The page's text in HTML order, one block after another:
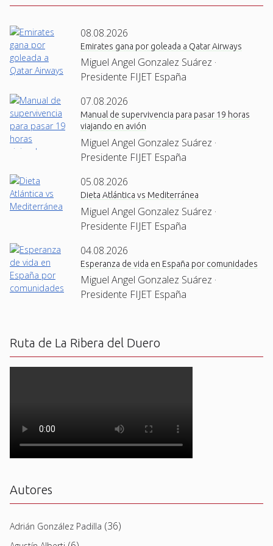
08.08.2026
Emirates gana por goleada a Qatar Airways
Miguel Angel Gonzalez Suárez ·
Presidente FIJET España
07.08.2026
Manual de supervivencia para pasar 19 horas
viajando en avión
Miguel Angel Gonzalez Suárez ·
Presidente FIJET España
05.08.2026
Dieta Atlántica vs Mediterránea
Miguel Angel Gonzalez Suárez ·
Presidente FIJET España
04.08.2026
Esperanza de vida en España por comunidades
Miguel Angel Gonzalez Suárez ·
Presidente FIJET España
Ruta de La Ribera del Duero
Autores
Adrián González Padilla (36)